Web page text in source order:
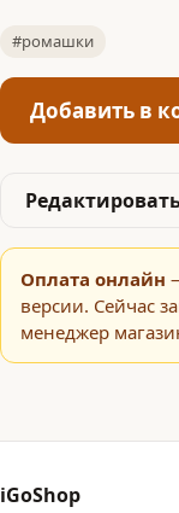
#ромашки
Добавить в
Оплата онлайн
версии. Сейчас
менеджер
iGoShop